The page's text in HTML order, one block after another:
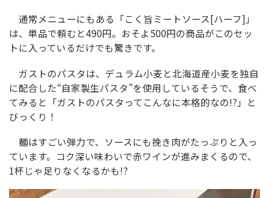
通常メニューにもある「こく旨ミートソース[ハーフ]」
は、単品で頼むと490円。おそよ500円の商品がこのセッ
トに入っているだけでも驚きです。
ガストのパスタは、デュラム小麦と北海道産小麦を独自
に配合した“自家製生パスタ”を使用しているそうで、食べ
てみると「ガストのパスタってこんなに本格的なの!?」と
びっくり！
麺はすごい弾力で、ソースにも挽き肉がたっぷりと入っ
ています。コク深い味わいで赤ワインが進みまくるので、
1杯じゃ足りなくなるかも!?